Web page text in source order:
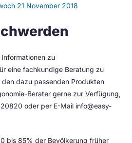
21 November 2018
zu
eine fachkundige Beratung zu
dazu passenden Produkten
Berater gerne zur Verfügung,
oder per E-Mail info@easy-
bis 85% der Bevölkerung früher